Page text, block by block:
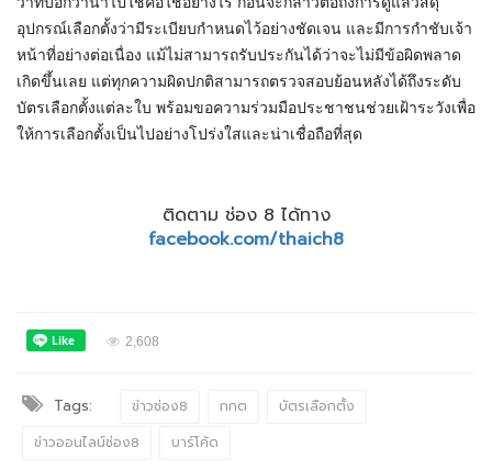
อุปกรณ์เลือกตั้งว่ามีระเบียบกำหนดไว้อย่างชัดเจน และมีการกำชับเจ้า
หน้าที่อย่างต่อเนื่อง แม้ไม่สามารถรับประกันได้ว่าจะไม่มีข้อผิดพลาด
เกิดขึ้นเลย แต่ทุกความผิดปกติสามารถตรวจสอบย้อนหลังได้ถึงระดับ
บัตรเลือกตั้งแต่ละใบ พร้อมขอความร่วมมือประชาชนช่วยเฝ้าระวังเพื่อ
ให้การเลือกตั้งเป็นไปอย่างโปร่งใสและน่าเชื่อถือที่สุด
ติดตาม ช่อง 8 ได้ทาง
facebook.com/thaich8
2,608
Tags: ข่าวช่อง8 กกต
บัตรเลือกตั้ง
ข่าวออนไลน์ช่อง8
บาร์โค้ด